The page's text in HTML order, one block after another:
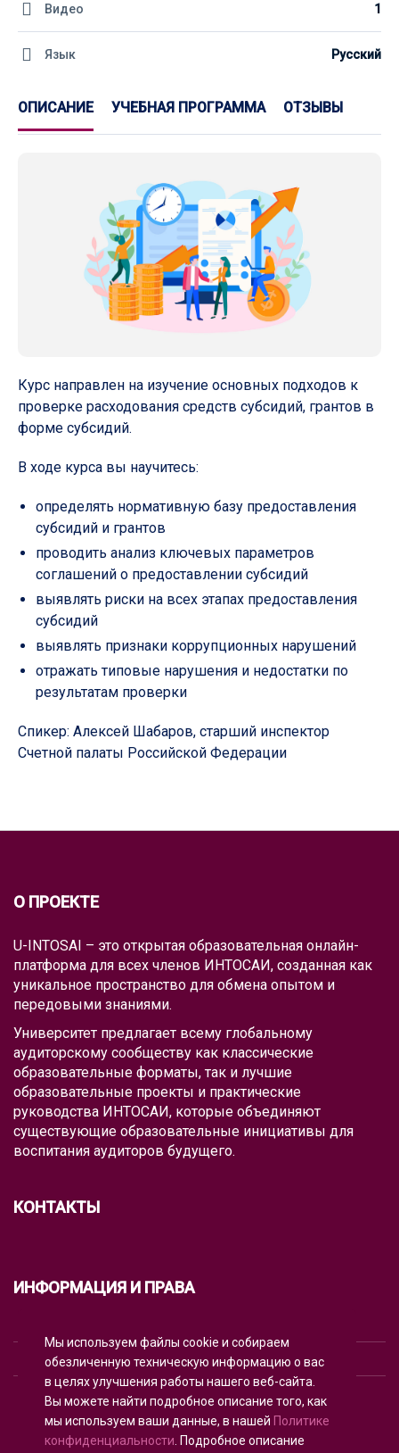
ОПИСАНИЕ УЧЕБНАЯ ПРОГРАММА ОТЗЫВЫ
Курс направлен на изучение основных подходов к
проверке расходования средств субсидий, грантов в
форме субсидий.
В ходе курса вы научитесь:
определять нормативную базу предоставления
субсидий и грантов
проводить анализ ключевых параметров
соглашений о предоставлении субсидий
выявлять риски на всех этапах предоставления
субсидий
выявлять признаки коррупционных нарушений
отражать типовые нарушения и недостатки по
результатам проверки
Спикер: Алексей Шабаров, старший инспектор
Счетной палаты Российской Федерации
Видео 1
Язык Русский
О ПРОЕКТЕ
U-INTOSAI – это открытая образовательная онлайн-
платформа для всех членов ИНТОСАИ, созданная как
уникальное пространство для обмена опытом и
передовыми знаниями.
Университет предлагает всему глобальному
аудиторскому сообществу как классические
образовательные форматы, так и лучшие
образовательные проекты и практические
руководства ИНТОСАИ, которые объединяют
существующие образовательные инициативы для
воспитания аудиторов будущего.
КОНТАКТЫ
ИНФОРМАЦИЯ И ПРАВА
ПОЛИТИКА КОНФИДЕНЦИАЛЬНОСТИ
ИСПОЛЬЗОВАНИЕ COOKIE
Мы используем файлы cookie и собираем
обезличенную техническую информацию о вас
в целях улучшения работы нашего веб-сайта.
Вы можете найти подробное описание того, как
мы используем ваши данные, в нашей Политике
конфиденциальности . Подробное описание